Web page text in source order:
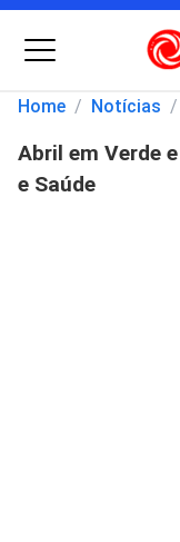
Menu
Pesquisar
por:
Home / Notícias /
Abril em Verde
e Saúde